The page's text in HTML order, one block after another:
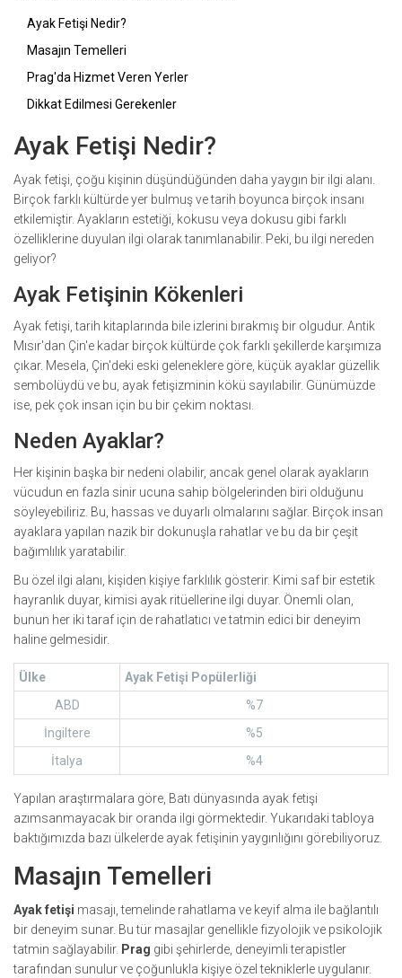
Ayak Fetişi Nedir?
Masajın Temelleri
Prag'da Hizmet Veren Yerler
Dikkat Edilmesi Gerekenler
Ayak Fetişi Nedir?
Ayak fetişi, çoğu kişinin düşündüğünden daha yaygın bir ilgi alanı.
Birçok farklı kültürde yer bulmuş ve tarih boyunca birçok insanı
etkilemiştir. Ayakların estetiği, kokusu veya dokusu gibi farklı
özelliklerine duyulan ilgi olarak tanımlanabilir. Peki, bu ilgi nereden
geliyor?
Ayak Fetişinin Kökenleri
Ayak fetişi, tarih kitaplarında bile izlerini bırakmış bir olgudur. Antik
Mısır'dan Çin'e kadar birçok kültürde çok farklı şekillerde karşımıza
çıkar. Mesela, Çin'deki eski geleneklere göre, küçük ayaklar güzellik
sembolüydü ve bu, ayak fetişizminin kökü sayılabilir. Günümüzde
ise, pek çok insan için bu bir çekim noktası.
Neden Ayaklar?
Her kişinin başka bir nedeni olabilir, ancak genel olarak ayakların
vücudun en fazla sinir ucuna sahip bölgelerinden biri olduğunu
söyleyebiliriz. Bu, hassas ve duyarlı olmalarını sağlar. Birçok insan
ayaklara yapılan nazik bir dokunuşla rahatlar ve bu da bir çeşit
bağımlılık yaratabilir.
Bu özel ilgi alanı, kişiden kişiye farklılık gösterir. Kimi saf bir estetik
hayranlık duyar, kimisi ayak ritüellerine ilgi duyar. Önemli olan,
bunun her iki taraf için de rahatlatıcı ve tatmin edici bir deneyim
haline gelmesidir.
Ülke
Ayak Fetişi Popülerliği
ABD
%7
İngiltere
%5
İtalya
%4
Yapılan araştırmalara göre, Batı dünyasında ayak fetişi
azımsanmayacak bir oranda ilgi görmektedir. Yukarıdaki tabloya
baktığımızda bazı ülkelerde ayak fetişinin yaygınlığını görebiliyoruz.
Masajın Temelleri
Ayak fetişi masajı, temelinde rahatlama ve keyif alma ile bağlantılı
bir deneyim sunar. Bu tür masajlar genellikle fizyolojik ve psikolojik
tatmin sağlayabilir. Prag gibi şehirlerde, deneyimli terapistler
tarafından sunulur ve çoğunlukla kişiye özel tekniklerle uygulanır.